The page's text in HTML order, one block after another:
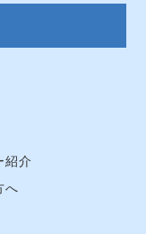
紹介
へ